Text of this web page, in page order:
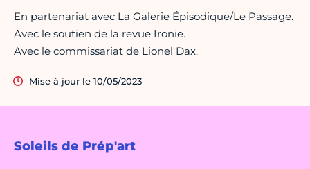
Soleils de Prép'art
En partenariat avec La Galerie Épisodique/Le Passage.
Avec le soutien de la revue Ironie.
Avec le commissariat de Lionel Dax.
Mise à jour le 10/05/2023